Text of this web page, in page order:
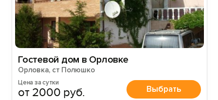
Гостевой дом в Орловке
Орловка, ст Полюшко
Цена за сутки
от 2000 руб. Выбрать